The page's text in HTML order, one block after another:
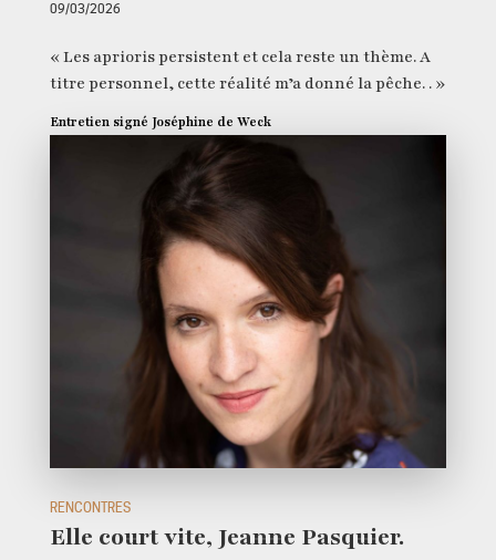
09/03/2026
« Les aprioris persistent et cela reste un thème. A
titre personnel, cette réalité m’a donné la pêche. . »
Entretien signé Joséphine de Weck
RENCONTRES
Elle court vite, Jeanne Pasquier.